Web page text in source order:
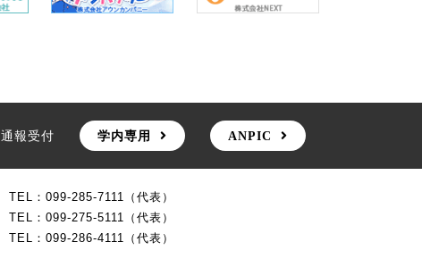
報受付 学内専用 ANPIC
TEL：099-285-7111（代表）
TEL：099-275-5111（代表）
TEL：099-286-4111（代表）